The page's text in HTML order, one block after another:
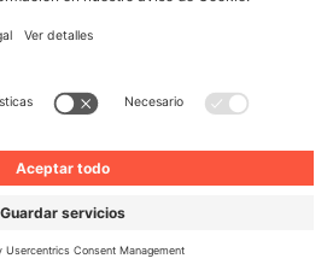
una reclamación
residencia habitual o con
competente para
: puedes oponerte a todo